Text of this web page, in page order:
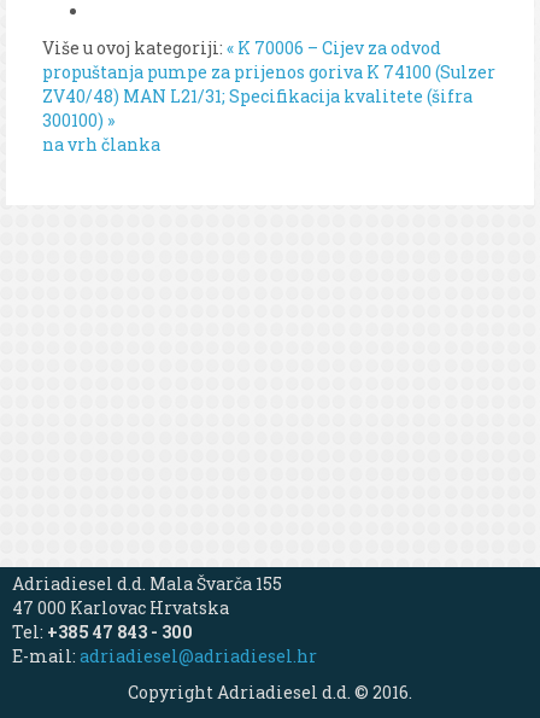
Više u ovoj kategoriji: « K 70006 – Cijev za odvod
propuštanja pumpe za prijenos goriva K 74100 (Sulzer
ZV40/48) MAN L21/31; Specifikacija kvalitete (šifra
300100) »
na vrh članka
Adriadiesel d.d. Mala Švarča 155
47 000 Karlovac Hrvatska
Tel: +385 47 843 - 300
E-mail: adriadiesel@adriadiesel.hr
Copyright Adriadiesel d.d. © 2016.